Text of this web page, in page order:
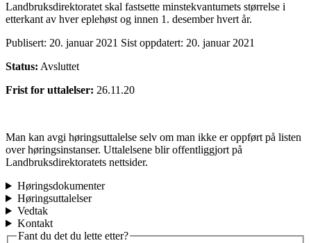
Landbruksdirektoratet skal fastsette minstekvantumets størrelse i
etterkant av hver eplehøst og innen 1. desember hvert år.
Publisert: 20. januar 2021 Sist oppdatert: 20. januar 2021
Status: Avsluttet
Frist for uttalelser: 26.11.20
Man kan avgi høringsuttalelse selv om man ikke er oppført på listen
over høringsinstanser. Uttalelsene blir offentliggjort på
Landbruksdirektoratets nettsider.
Høringsdokumenter
Høringsuttalelser
Vedtak
Kontakt
Fant du det du lette etter?